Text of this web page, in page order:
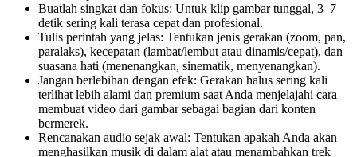
Buatlah singkat dan fokus: Untuk klip gambar tunggal, 3–7
detik sering kali terasa cepat dan profesional.
Tulis perintah yang jelas: Tentukan jenis gerakan (zoom, pan,
paralaks), kecepatan (lambat/lembut atau dinamis/cepat), dan
suasana hati (menenangkan, sinematik, menyenangkan).
Jangan berlebihan dengan efek: Gerakan halus sering kali
terlihat lebih alami dan premium saat Anda menjelajahi cara
membuat video dari gambar sebagai bagian dari konten
bermerek.
Rencanakan audio sejak awal: Tentukan apakah Anda akan
menghasilkan musik di dalam alat atau menambahkan trek